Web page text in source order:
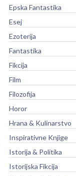
Epska Fantastika
Esej
Ezoterija
Fantastika
Fikcija
Film
Filozofija
Horor
Hrana & Kulinarstvo
Inspirativne Knjige
Istorija & Politika
Istorijska Fikcija